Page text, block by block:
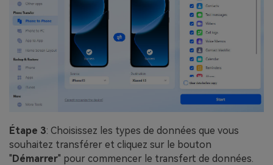
Étape 3: Choisissez les types de données que vous
souhaitez transférer et cliquez sur le bouton
"Démarrer" pour commencer le transfert de données.